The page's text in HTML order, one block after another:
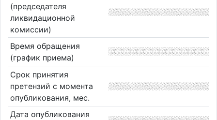
(председателя
ликвидационной
комиссии)
Время обращения
(график приема)
Срок принятия
претензий с момента
опубликования, мес.
Дата опубликования